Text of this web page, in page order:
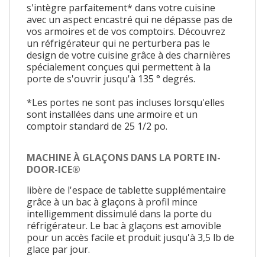
s'intègre parfaitement* dans votre cuisine
avec un aspect encastré qui ne dépasse pas de
vos armoires et de vos comptoirs. Découvrez
un réfrigérateur qui ne perturbera pas le
design de votre cuisine grâce à des charnières
spécialement conçues qui permettent à la
porte de s'ouvrir jusqu'à 135 ° degrés.
*Les portes ne sont pas incluses lorsqu'elles
sont installées dans une armoire et un
comptoir standard de 25 1/2 po.
MACHINE À GLAÇONS DANS LA PORTE IN-
DOOR-ICE®
libère de l'espace de tablette supplémentaire
grâce à un bac à glaçons à profil mince
intelligemment dissimulé dans la porte du
réfrigérateur. Le bac à glaçons est amovible
pour un accès facile et produit jusqu'à 3,5 lb de
glace par jour.